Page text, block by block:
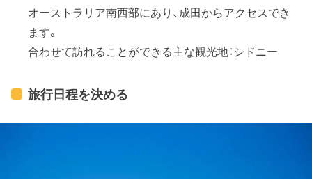
オーストラリア南西部にあり、成田からアクセスでき
ます。
合わせて訪れることができる主な観光地：シドニー
旅行日程を決める